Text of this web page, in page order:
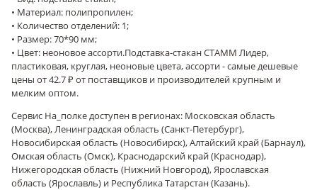
• Материал: полипропилен;
• Количество отделений: 1;
• Размер: 70*90 мм;
• Цвет: неоновое ассорти.Подставка-стакан СТАММ Лидер,
пластиковая, круглая, неоновые цвета, ассорти - самые дешевые
цены от 42.7 ₽ от поставщиков и производителей крупным и
мелким оптом.
Сервис На_полке доступен в регионах: Московская область
(Москва), Ленинградская область (Санкт-Петербург),
Новосибирская область (Новосибирск), Алтайский край (Барнаул),
Омская область (Омск), Краснодарский край (Краснодар),
Нижегородская область (Нижний Новгород), Ярославская
область (Ярославль) и Республика Татарстан (Казань).